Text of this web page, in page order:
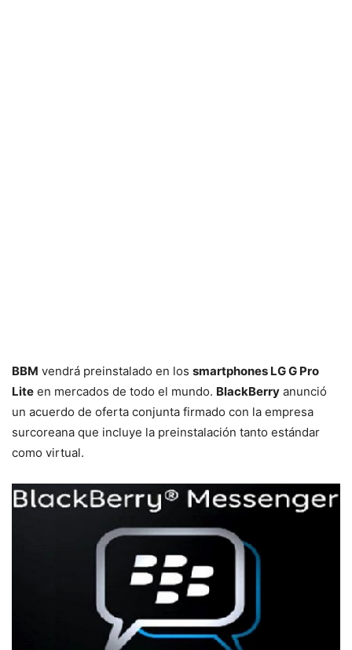
BBM vendrá preinstalado en los smartphones LG G Pro
Lite en mercados de todo el mundo. BlackBerry anunció
un acuerdo de oferta conjunta firmado con la empresa
surcoreana que incluye la preinstalación tanto estándar
como virtual.